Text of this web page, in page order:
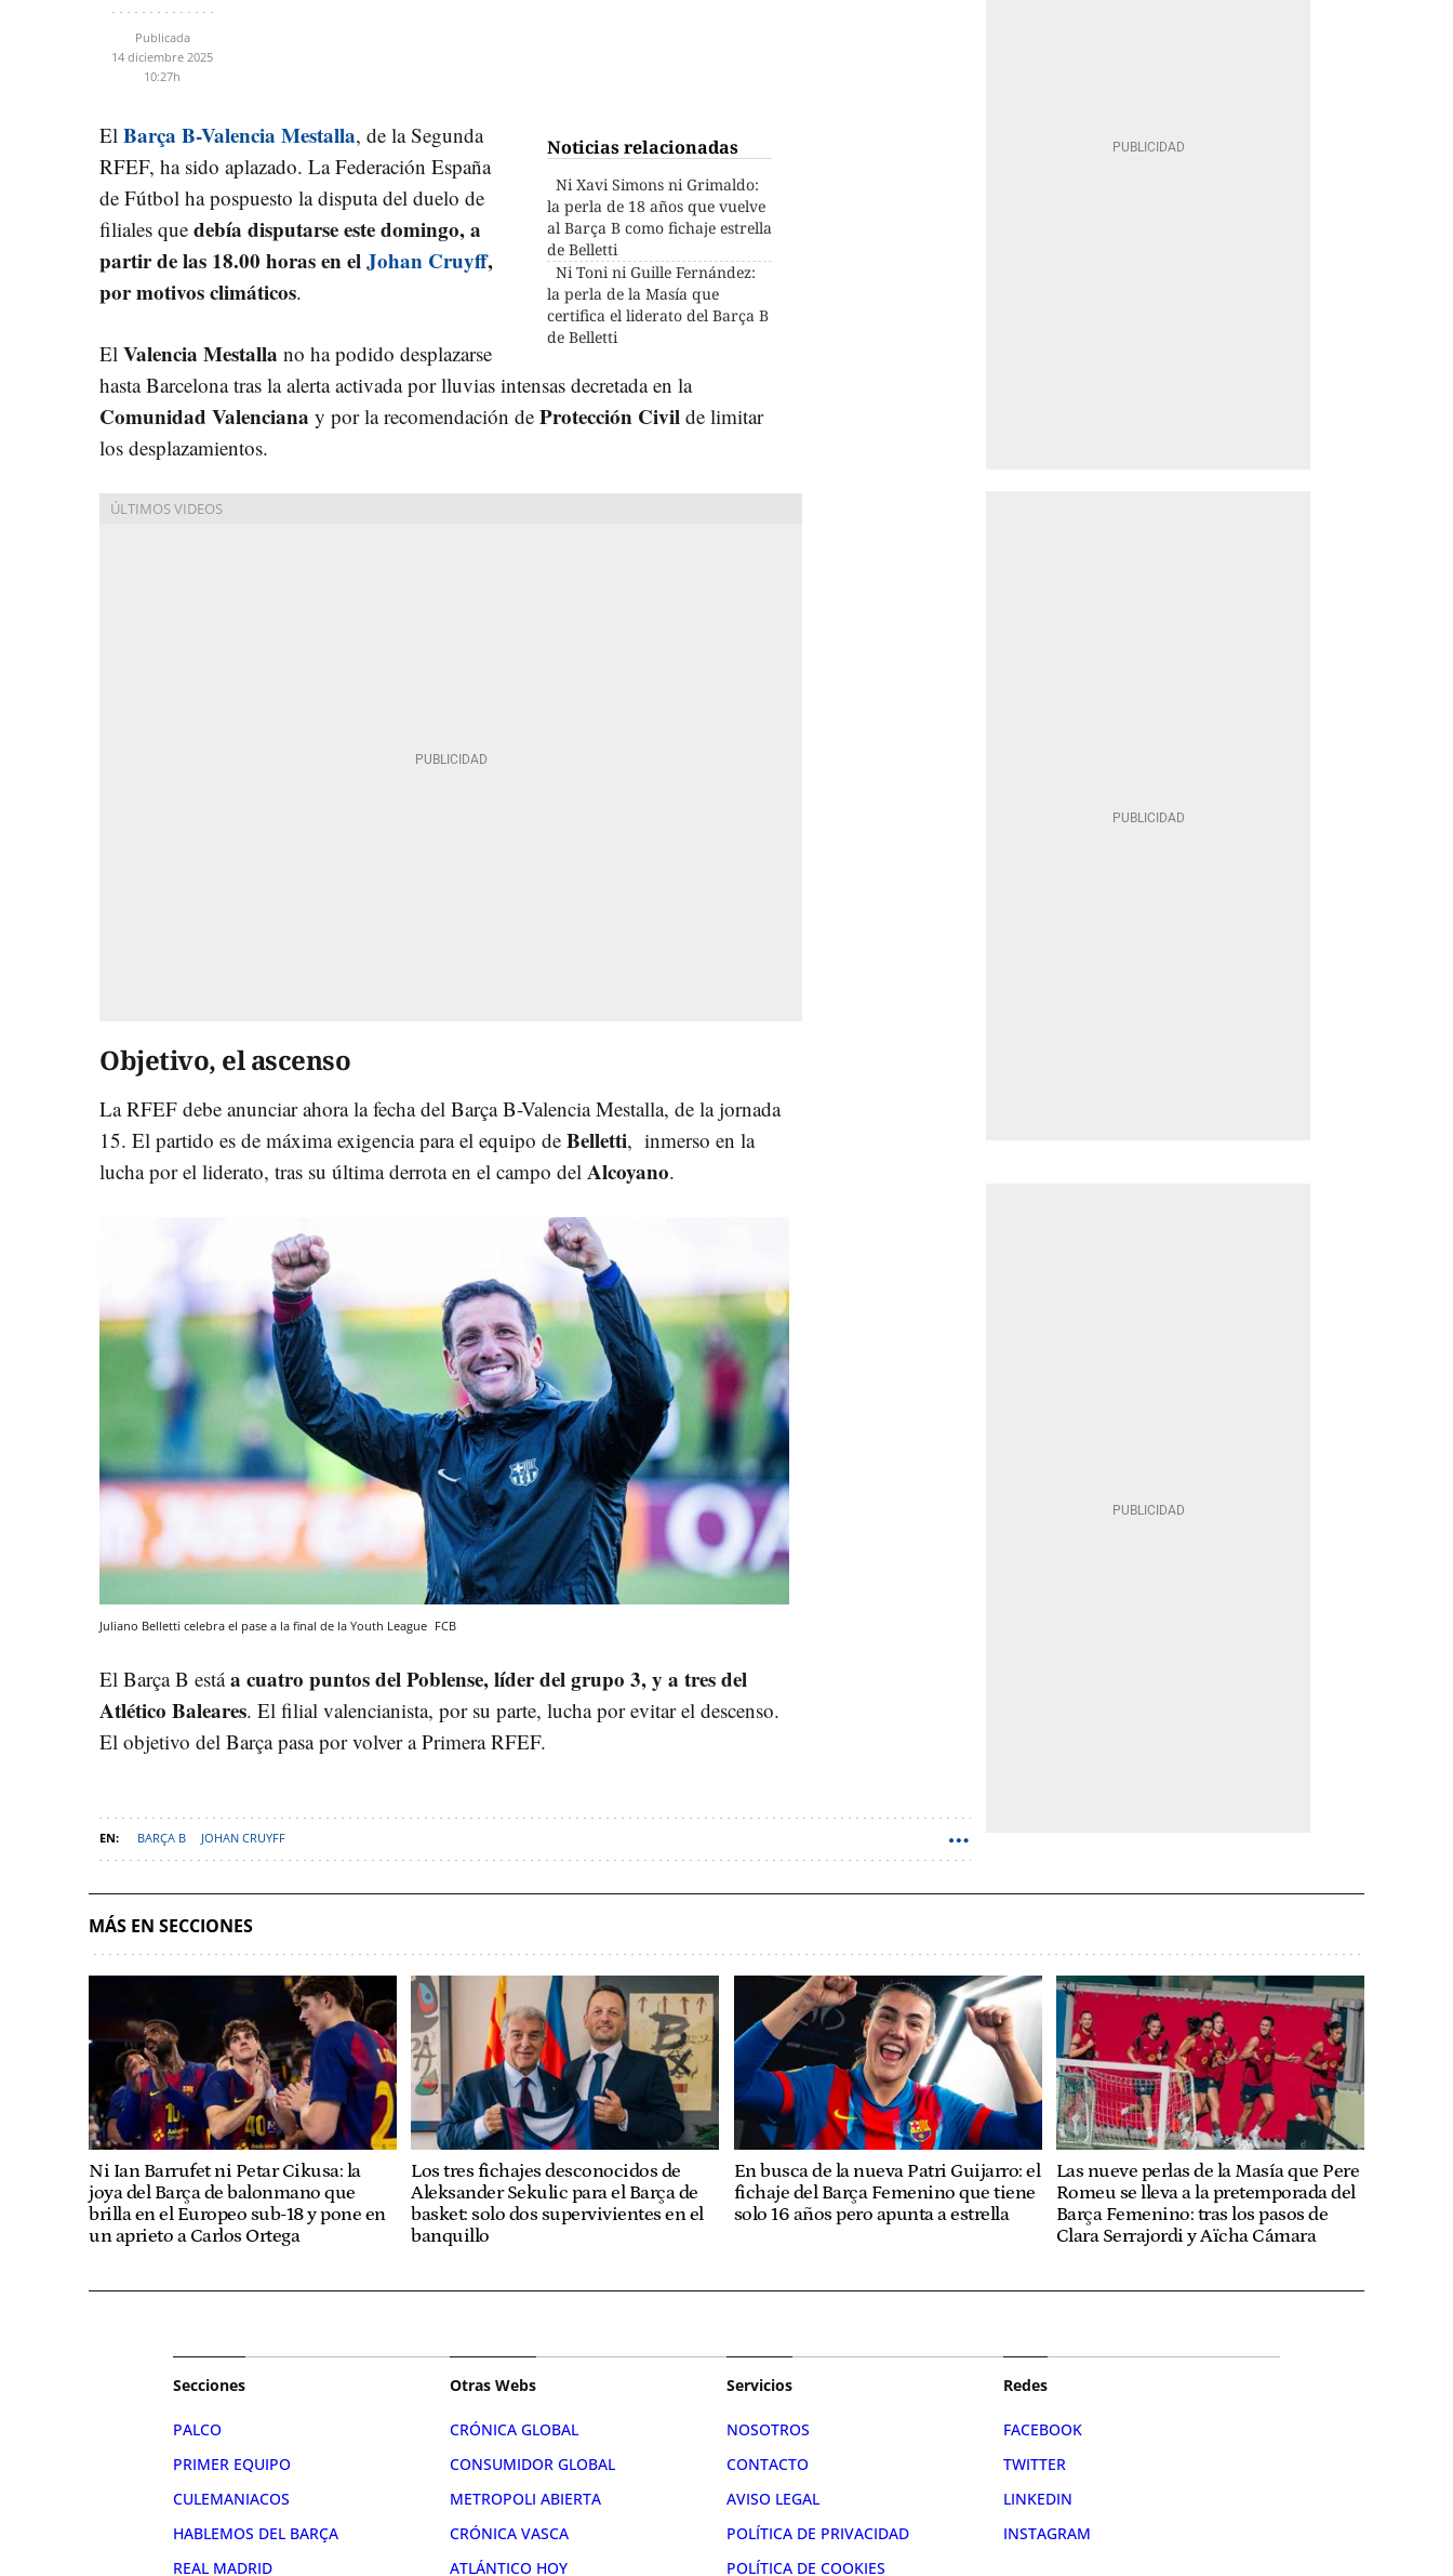
Publicada
14 diciembre 2025
10:27h
Noticias relacionadas
Ni Xavi Simons ni Grimaldo:
la perla de 18 años que vuelve
al Barça B como fichaje estrella
de Belletti
Ni Toni ni Guille Fernández:
la perla de la Masía que
certifica el liderato del Barça B
de Belletti
El Barça B-Valencia Mestalla, de la Segunda
RFEF, ha sido aplazado. La Federación España
de Fútbol ha pospuesto la disputa del duelo de
filiales que debía disputarse este domingo, a
partir de las 18.00 horas en elJohan Cruyff,
por motivos climáticos.
El Valencia Mestalla no ha podido desplazarse
hasta Barcelona tras la alerta activada por lluvias intensas decretada en la
Comunidad Valenciana y por la recomendación de Protección Civil de limitar
los desplazamientos.
Objetivo, el ascenso
La RFEF debe anunciar ahora la fecha del Barça B-Valencia Mestalla, de la jornada
15. El partido es de máxima exigencia para el equipo de Belletti, inmerso en la
lucha por el liderato, tras su última derrota en el campo del Alcoyano.
Juliano Belletti celebra el pase a la final de la Youth League FCB
El Barça B estáa cuatro puntos del Poblense, líder del grupo 3, y a tres del
Atlético Baleares. El filial valencianista, por su parte, lucha por evitar el descenso.
El objetivo del Barça pasa por volver a Primera RFEF.
BARÇA B JOHAN CRUYFF
MÁS EN SECCIONES
Ni Ian Barrufet ni Petar Cikusa: la
joya del Barça de balonmano que
brilla en el Europeo sub-18 y pone en
un aprieto a Carlos Ortega
Los tres fichajes desconocidos de
Aleksander Sekulic para el Barça de
basket: solo dos supervivientes en el
banquillo
En busca de la nueva Patri Guijarro: el
fichaje del Barça Femenino que tiene
solo 16 años pero apunta a estrella
Las nueve perlas de la Masía que Pere
Romeu se lleva a la pretemporada del
Barça Femenino: tras los pasos de
Clara Serrajordi y Aïcha Cámara
Secciones
PALCO
PRIMER EQUIPO
CULEMANIACOS
HABLEMOS DEL BARÇA
REAL MADRID
Otras Webs
CRÓNICA GLOBAL
CONSUMIDOR GLOBAL
METROPOLI ABIERTA
CRÓNICA VASCA
ATLÁNTICO HOY
Servicios
NOSOTROS
CONTACTO
AVISO LEGAL
POLÍTICA DE PRIVACIDAD
POLÍTICA DE COOKIES
Redes
FACEBOOK
TWITTER
LINKEDIN
INSTAGRAM